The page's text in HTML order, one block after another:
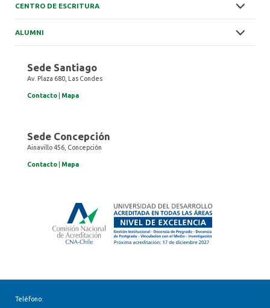
CENTRO DE ESCRITURA
ALUMNI
Sede Santiago
Av. Plaza 680, Las Condes
Contacto Mapa
Sede Concepción
Ainavillo 456, Concepción
Contacto Mapa
Teléfono: